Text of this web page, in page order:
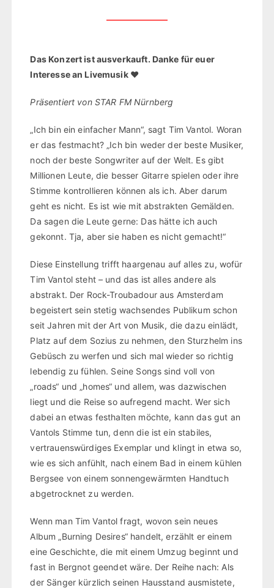
Das Konzert ist ausverkauft. Danke für euer
Interesse an Livemusik ♥
Präsentiert von STAR FM Nürnberg
„Ich bin ein einfacher Mann“, sagt Tim Vantol. Woran
er das festmacht? „Ich bin weder der beste Musiker,
noch der beste Songwriter auf der Welt. Es gibt
Millionen Leute, die besser Gitarre spielen oder ihre
Stimme kontrollieren können als ich. Aber darum
geht es nicht. Es ist wie mit abstrakten Gemälden.
Da sagen die Leute gerne: Das hätte ich auch
gekonnt. Tja, aber sie haben es nicht gemacht!“
Diese Einstellung trifft haargenau auf alles zu, wofür
Tim Vantol steht – und das ist alles andere als
abstrakt. Der Rock-Troubadour aus Amsterdam
begeistert sein stetig wachsendes Publikum schon
seit Jahren mit der Art von Musik, die dazu einlädt,
Platz auf dem Sozius zu nehmen, den Sturzhelm ins
Gebüsch zu werfen und sich mal wieder so richtig
lebendig zu fühlen. Seine Songs sind voll von
„roads“ und „homes“ und allem, was dazwischen
liegt und die Reise so aufregend macht. Wer sich
dabei an etwas festhalten möchte, kann das gut an
Vantols Stimme tun, denn die ist ein stabiles,
vertrauenswürdiges Exemplar und klingt in etwa so,
wie es sich anfühlt, nach einem Bad in einem kühlen
Bergsee von einem sonnengewärmten Handtuch
abgetrocknet zu werden.
Wenn man Tim Vantol fragt, wovon sein neues
Album „Burning Desires“ handelt, erzählt er einem
eine Geschichte, die mit einem Umzug beginnt und
fast in Bergnot geendet wäre. Der Reihe nach: Als
der Sänger kürzlich seinen Hausstand ausmistete,